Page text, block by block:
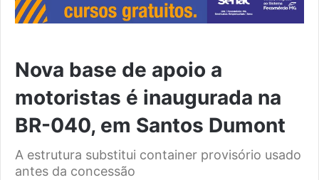
Nova base de apoio a
motoristas é inaugurada na
BR-040, em Santos Dumont
A estrutura substitui container provisório usado
antes da concessão